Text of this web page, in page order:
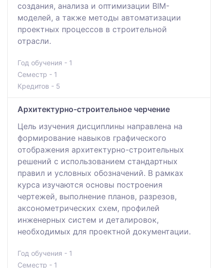
создания, анализа и оптимизации BIM-
моделей, а также методы автоматизации
проектных процессов в строительной
отрасли.
Год обучения - 1
Семестр - 1
Кредитов - 5
Архитектурно-строительное черчение
Цель изучения дисциплины направлена на
формирование навыков графического
отображения архитектурно-строительных
решений с использованием стандартных
правил и условных обозначений. В рамках
курса изучаются основы построения
чертежей, выполнение планов, разрезов,
аксонометрических схем, профилей
инженерных систем и деталировок,
необходимых для проектной документации.
Год обучения - 1
Семестр - 1